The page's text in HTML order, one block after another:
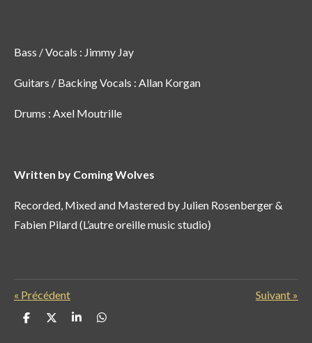
Bass / Vocals : Jimmy Jay
Guitars / Backing Vocals : Allan Korgan
Drums : Axel Moutrille
Written by Coming Wolves
Recorded, Mixed and Mastered by Julien Rosenberger &
Fabien Pilard (L’autre oreille music studio)
« Précédent Suivant »
P
P
P
P